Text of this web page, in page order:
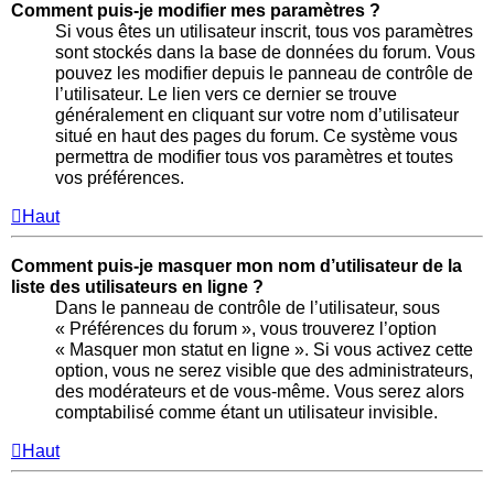
Comment puis-je modifier mes paramètres ?
Si vous êtes un utilisateur inscrit, tous vos paramètres
sont stockés dans la base de données du forum. Vous
pouvez les modifier depuis le panneau de contrôle de
l’utilisateur. Le lien vers ce dernier se trouve
généralement en cliquant sur votre nom d’utilisateur
situé en haut des pages du forum. Ce système vous
permettra de modifier tous vos paramètres et toutes
vos préférences.
Haut
Comment puis-je masquer mon nom d’utilisateur de la
liste des utilisateurs en ligne ?
Dans le panneau de contrôle de l’utilisateur, sous
« Préférences du forum », vous trouverez l’option
« Masquer mon statut en ligne ». Si vous activez cette
option, vous ne serez visible que des administrateurs,
des modérateurs et de vous-même. Vous serez alors
comptabilisé comme étant un utilisateur invisible.
Haut